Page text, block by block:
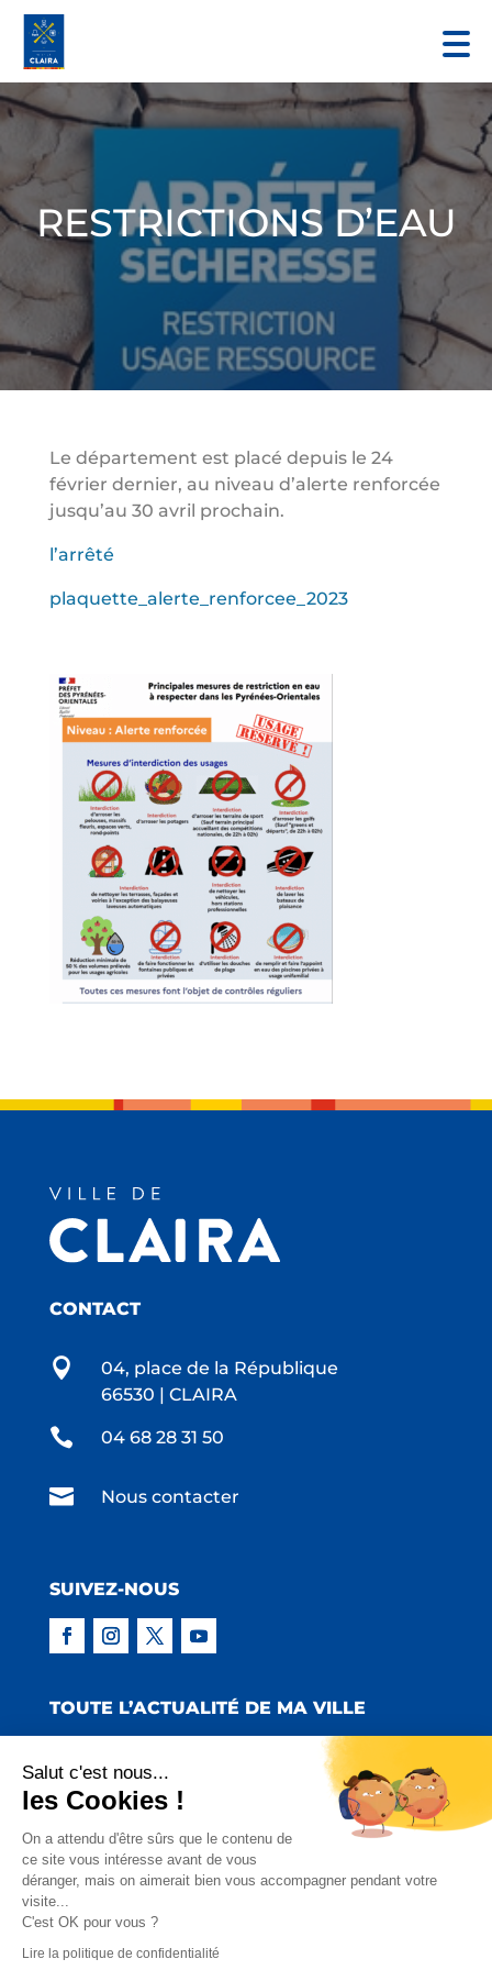
RESTRICTIONS D’EAU
Le département est placé depuis le 24
février dernier, au niveau d’alerte renforcée
jusqu’au 30 avril prochain.
l’arrêté
plaquette_alerte_renforcee_2023
CONTACT

04, place de la République
66530 | CLAIRA
 04 68 28 31 50
 Nous contacter
SUIVEZ-NOUS
TOUTE L’ACTUALITÉ DE MA VILLE
Copyright © 2022 Mairie de Claira | Réalisation
:Emmaluc Communication
Mentions Légales
Charte Facebook
Salut c'est nous...
les Cookies !
On a attendu d'être sûrs que le contenu de
ce site vous intéresse avant de vous
déranger, mais on aimerait bien vous accompagner pendant votre
visite...
C'est OK pour vous ?
Lire la politique de confidentialité